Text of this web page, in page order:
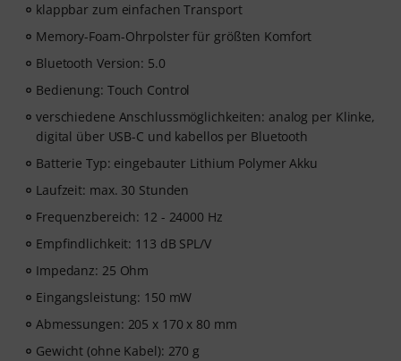
klappbar zum einfachen Transport
Memory-Foam-Ohrpolster für größten Komfort
Bluetooth Version: 5.0
Bedienung: Touch Control
verschiedene Anschlussmöglichkeiten: analog per Klinke,
digital über USB-C und kabellos per Bluetooth
Batterie Typ: eingebauter Lithium Polymer Akku
Laufzeit: max. 30 Stunden
Frequenzbereich: 12 - 24000 Hz
Empfindlichkeit: 113 dB SPL/V
Impedanz: 25 Ohm
Eingangsleistung: 150 mW
Abmessungen: 205 x 170 x 80 mm
Gewicht (ohne Kabel): 270 g